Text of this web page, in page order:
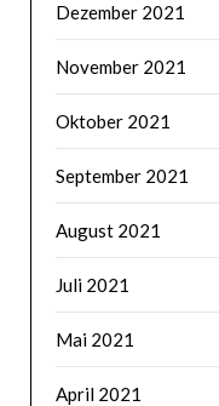
Dezember 2021
November 2021
Oktober 2021
September 2021
August 2021
Juli 2021
Mai 2021
April 2021